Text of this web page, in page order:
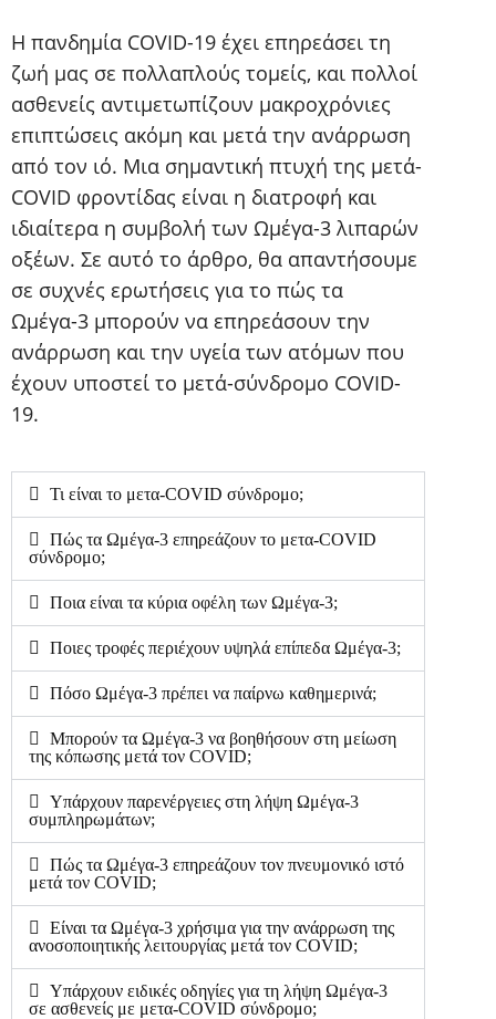
Η πανδημία COVID-19 έχει επηρεάσει τη
ζωή μας σε πολλαπλούς τομείς, και πολλοί
ασθενείς αντιμετωπίζουν μακροχρόνιες
επιπτώσεις ακόμη και μετά την ανάρρωση
από τον ιό. Μια σημαντική πτυχή της μετά-
COVID φροντίδας είναι η διατροφή και
ιδιαίτερα η συμβολή των Ωμέγα-3 λιπαρών
οξέων. Σε αυτό το άρθρο, θα απαντήσουμε
σε συχνές ερωτήσεις για το πώς τα
Ωμέγα-3 μπορούν να επηρεάσουν την
ανάρρωση και την υγεία των ατόμων που
έχουν υποστεί το μετά-σύνδρομο COVID-
19.
Τι είναι το μετα-COVID σύνδρομο;
Πώς τα Ωμέγα-3 επηρεάζουν το μετα-COVID
σύνδρομο;
Ποια είναι τα κύρια οφέλη των Ωμέγα-3;
Ποιες τροφές περιέχουν υψηλά επίπεδα Ωμέγα-3;
Πόσο Ωμέγα-3 πρέπει να παίρνω καθημερινά;
Μπορούν τα Ωμέγα-3 να βοηθήσουν στη μείωση
της κόπωσης μετά τον COVID;
Υπάρχουν παρενέργειες στη λήψη Ωμέγα-3
συμπληρωμάτων;
Πώς τα Ωμέγα-3 επηρεάζουν τον πνευμονικό ιστό
μετά τον COVID;
Είναι τα Ωμέγα-3 χρήσιμα για την ανάρρωση της
ανοσοποιητικής λειτουργίας μετά τον COVID;
Υπάρχουν ειδικές οδηγίες για τη λήψη Ωμέγα-3
σε ασθενείς με μετα-COVID σύνδρομο;